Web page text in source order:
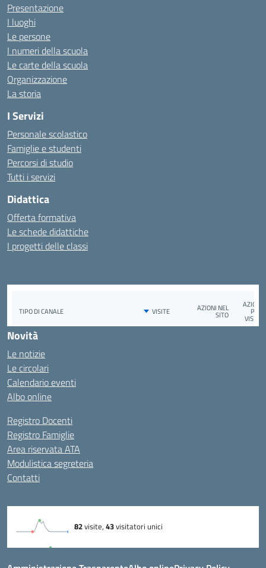
Presentazione
I luoghi
Le persone
I numeri della scuola
Le carte della scuola
Organizzazione
La storia
I Servizi
Personale scolastico
Famiglie e studenti
Percorsi di studio
Tutti i servizi
Didattica
Offerta formativa
Le schede didattiche
I progetti delle classi
Novità
Le notizie
Le circolari
Calendario eventi
Albo online
Registro Docenti
Registro Famiglie
Area riservata ATA
Modulistica segreteria
Contatti